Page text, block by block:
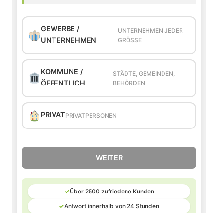
GEWERBE /
UNTERNEHMEN
UNTERNEHMEN JEDER
GRÖSSE
KOMMUNE /
ÖFFENTLICH
STÄDTE, GEMEINDEN,
BEHÖRDEN
PRIVATPRIVATPERSONEN
WEITER
✓Über 2500 zufriedene Kunden
✓Antwort innerhalb von 24 Stunden